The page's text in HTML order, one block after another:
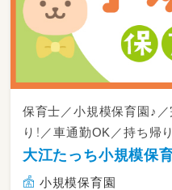
保育士／小規模保育園♪
り！／車通勤OK／持ち帰
大江たっち小規模保
小規模保育園